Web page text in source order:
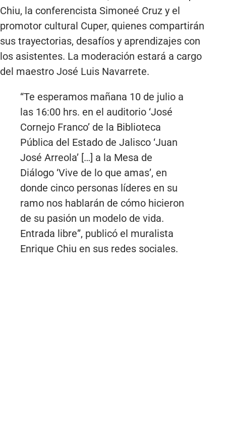
Chiu, la conferencista Simoneé Cruz y el
promotor cultural Cuper, quienes compartirán
sus trayectorias, desafíos y aprendizajes con
los asistentes. La moderación estará a cargo
del maestro José Luis Navarrete.
“Te esperamos mañana 10 de julio a
las 16:00 hrs. en el auditorio ‘José
Cornejo Franco’ de la Biblioteca
Pública del Estado de Jalisco ‘Juan
José Arreola’ […] a la Mesa de
Diálogo ‘Vive de lo que amas’, en
donde cinco personas líderes en su
ramo nos hablarán de cómo hicieron
de su pasión un modelo de vida.
Entrada libre”, publicó el muralista
Enrique Chiu en sus redes sociales.